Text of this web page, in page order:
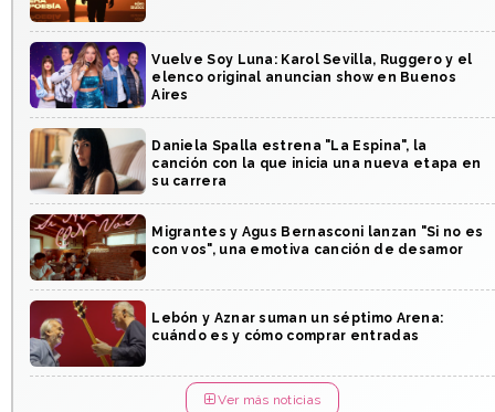
Vuelve Soy Luna: Karol Sevilla, Ruggero y el
elenco original anuncian show en Buenos
Aires
Daniela Spalla estrena "La Espina", la
canción con la que inicia una nueva etapa en
su carrera
Migrantes y Agus Bernasconi lanzan "Si no es
con vos", una emotiva canción de desamor
Lebón y Aznar suman un séptimo Arena:
cuándo es y cómo comprar entradas
Ver más noticias